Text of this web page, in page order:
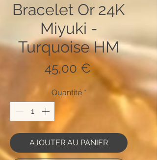
Bracelet Or 24K
Miyuki -
Turquoise HM
45,00 €Prix
Quantité *
AJOUTER AU PANIER